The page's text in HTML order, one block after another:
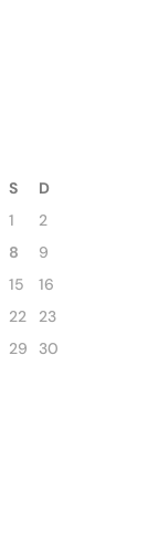
S
D
1
2
8
9
15
16
22
23
29
30